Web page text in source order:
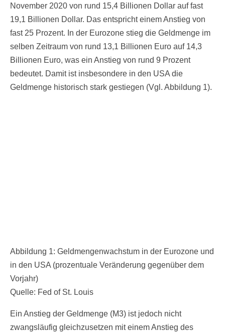
November 2020 von rund 15,4 Billionen Dollar auf fast
19,1 Billionen Dollar. Das entspricht einem Anstieg von
fast 25 Prozent. In der Eurozone stieg die Geldmenge im
selben Zeitraum von rund 13,1 Billionen Euro auf 14,3
Billionen Euro, was ein Anstieg von rund 9 Prozent
bedeutet. Damit ist insbesondere in den USA die
Geldmenge historisch stark gestiegen (Vgl. Abbildung 1).
Abbildung 1: Geldmengenwachstum in der Eurozone und
in den USA (prozentuale Veränderung gegenüber dem
Vorjahr)
Quelle: Fed of St. Louis
Ein Anstieg der Geldmenge (M3) ist jedoch nicht
zwangsläufig gleichzusetzen mit einem Anstieg des